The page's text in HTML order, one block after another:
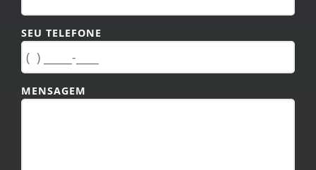
SEU TELEFONE
MENSAGEM